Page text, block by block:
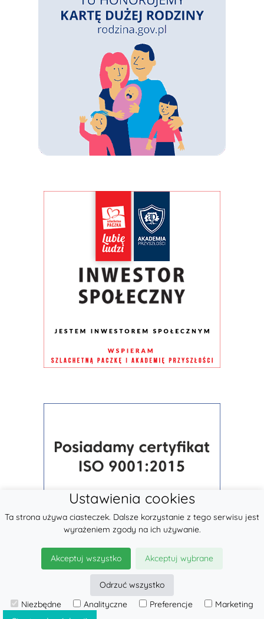
© 2026LennyLamb sp. z o.o.
Ustawienia cookies
Ta strona używa ciasteczek. Dalsze korzystanie z tego serwisu jest
wyrażeniem zgody na ich używanie.
Akceptuj wszystko Akceptuj wybrane
Odrzuć wszystko
Niezbędne
Analityczne Preferencje Marketing